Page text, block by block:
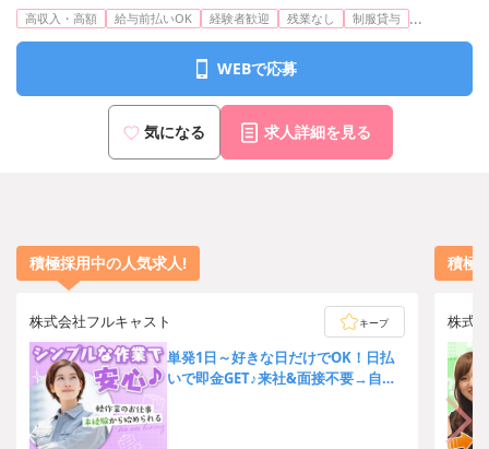
高収入・高額 給与前払いOK 経験者歓迎 残業なし 制服貸与 ...
WEBで応募
気になる 求人詳細を見る
積極採用中の人気求人!
株式会社フルキャスト キープ
単発1日～好きな日だけでOK！日払
いで即金GET♪来社&面接不要→自宅
積極
株式